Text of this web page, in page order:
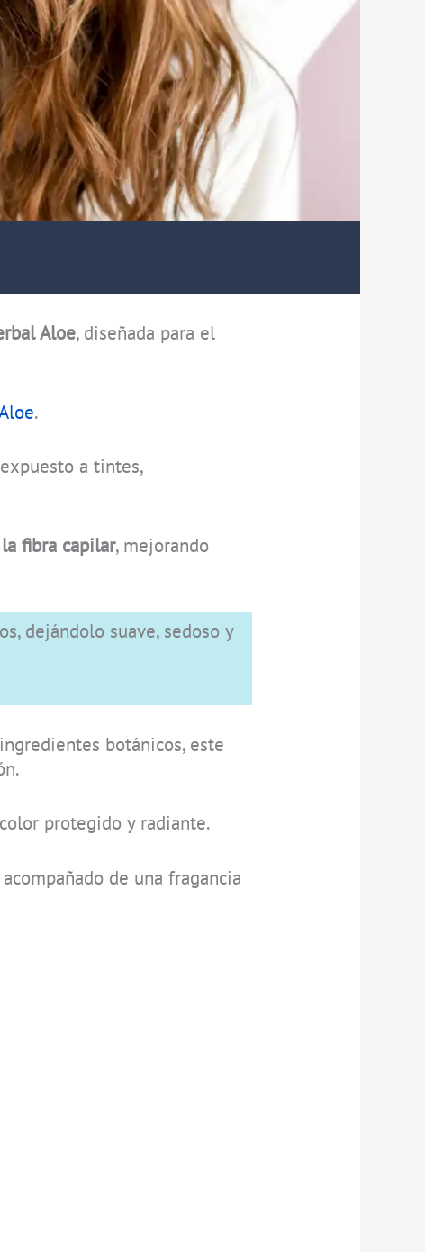
Aloe, diseñada para el
.
a tintes,
fibra capilar, mejorando
dejándolo suave, sedoso y
botánicos, este
protegido y radiante.
de una fragancia